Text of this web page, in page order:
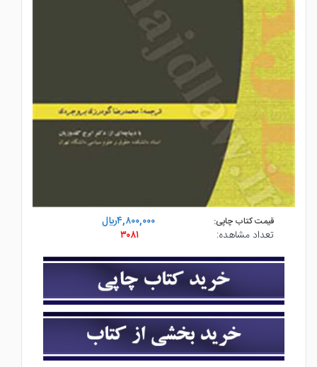
قیمت کتاب چاپی:
۴,۸۰۰,۰۰۰ريال
تعداد مشاهده:
۳۰۸۱